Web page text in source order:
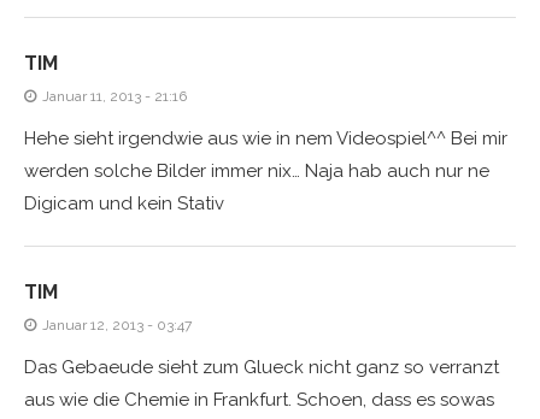
TIM
Januar 11, 2013 - 21:16
Hehe sieht irgendwie aus wie in nem Videospiel^^ Bei mir
werden solche Bilder immer nix… Naja hab auch nur ne
Digicam und kein Stativ
TIM
Januar 12, 2013 - 03:47
Das Gebaeude sieht zum Glueck nicht ganz so verranzt
aus wie die Chemie in Frankfurt. Schoen, dass es sowas